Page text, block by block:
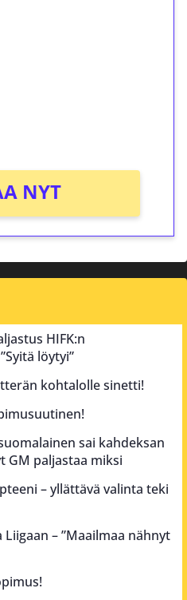
NYT
HIFK:n
löytyi”
kohtalolle sinetti!
sai kahdeksan
GM paljastaa miksi
– yllättävä valinta teki
– ”Maailmaa nähnyt